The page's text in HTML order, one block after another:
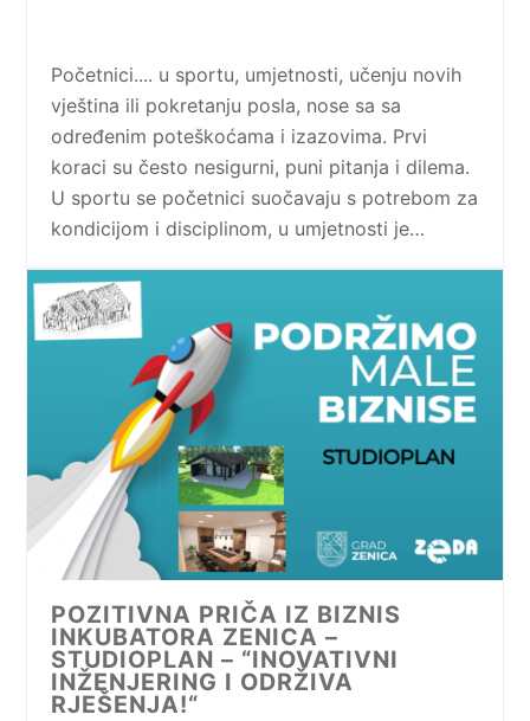
Početnici.... u sportu, umjetnosti, učenju novih
vještina ili pokretanju posla, nose sa sa
određenim poteškoćama i izazovima. Prvi
koraci su često nesigurni, puni pitanja i dilema.
U sportu se početnici suočavaju s potrebom za
kondicijom i disciplinom, u umjetnosti je…
POZITIVNA PRIČA IZ BIZNIS
INKUBATORA ZENICA –
STUDIOPLAN – “INOVATIVNI
INŽENJERING I ODRŽIVA
RJEŠENJA!“